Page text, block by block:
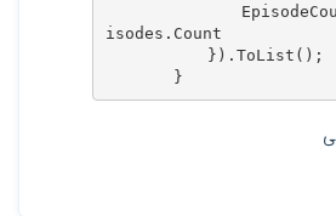
isodes.Count
        }